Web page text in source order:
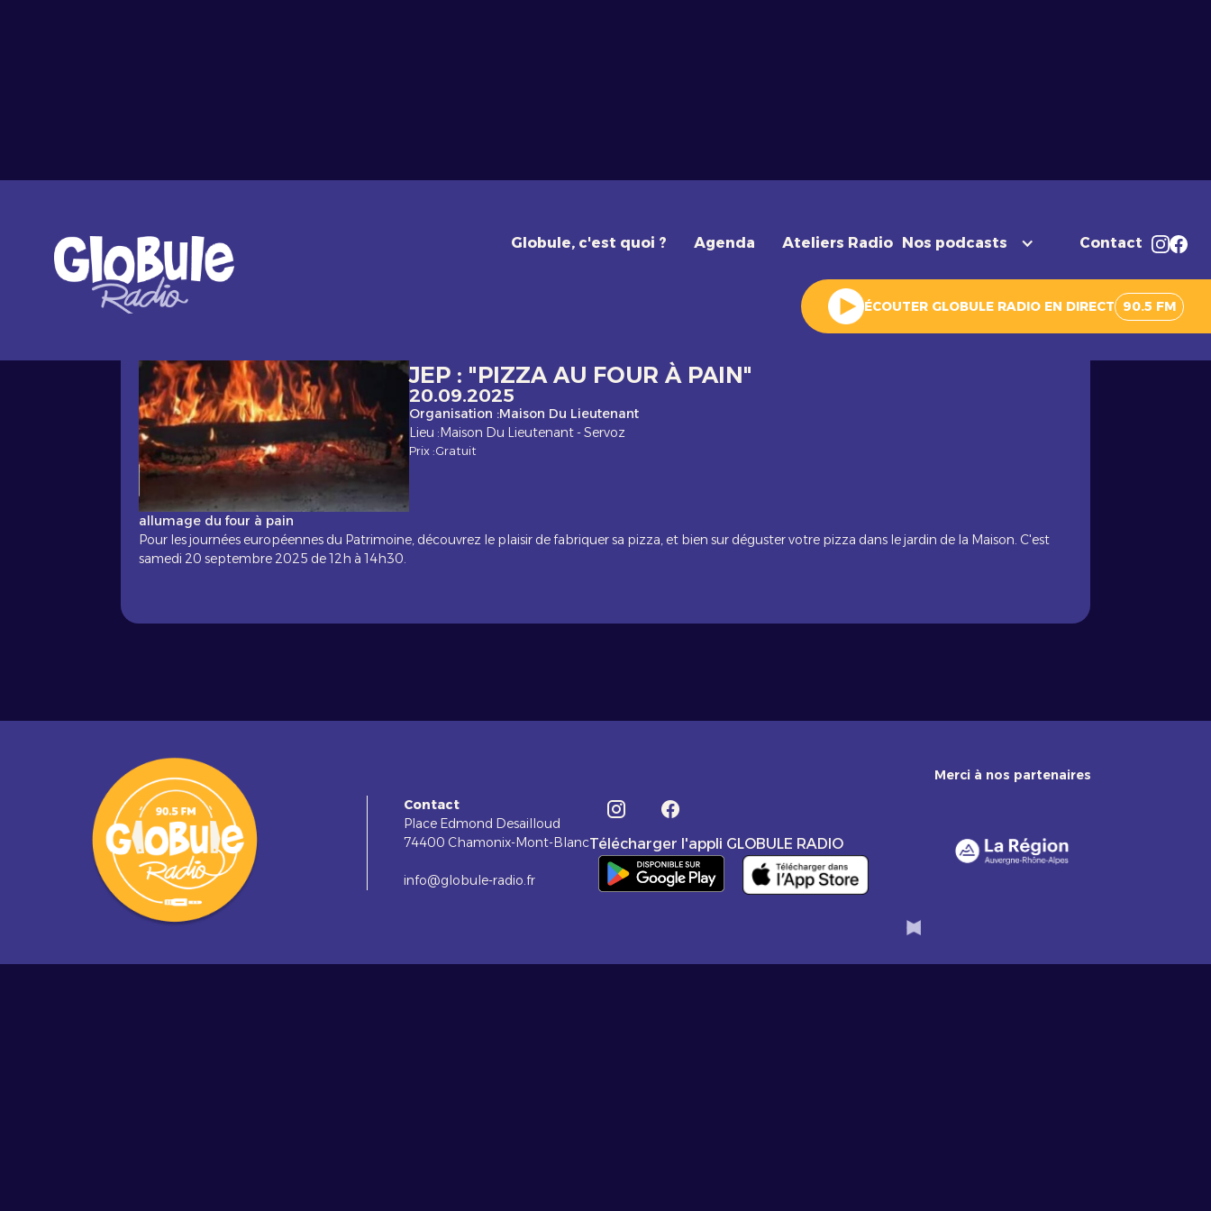
Globule, c'est quoi ? Agenda Ateliers Radio Nos podcasts Contact
ÉCOUTER GLOBULE RADIO EN DIRECT 90.5 FM
JEP : "PIZZA AU FOUR À PAIN"
20.09.2025
Organisation :Maison Du Lieutenant
Lieu : Maison Du Lieutenant - Servoz
Prix :Gratuit
allumage du four à pain
Pour les journées européennes du Patrimoine, découvrez le plaisir de fabriquer sa pizza, et bien sur déguster votre pizza dans le jardin de la Maison. C'est
samedi 20 septembre 2025 de 12h à 14h30.
Contact
Place Edmond Desailloud
74400 Chamonix-Mont-Blanc
info@globule-radio.fr
Télécharger l'appli GLOBULE RADIO
Merci à nos partenaires
Slide 3 of 6.